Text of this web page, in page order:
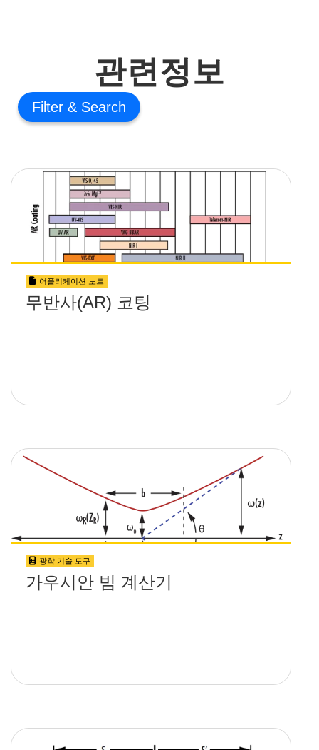
관련정보
Filter
어플리케이션 노트
무반사(AR) 코팅
광학 기술 도구
가우시안 빔 계산기